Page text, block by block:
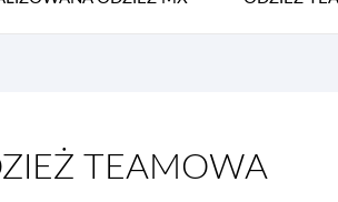
TEAMOWA